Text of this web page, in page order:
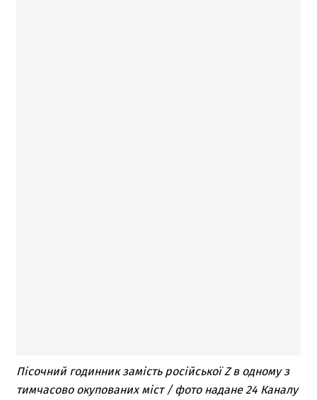
Пісочний годинник замість російської Z в одному з
тимчасово окупованих міст / фото надане 24 Каналу